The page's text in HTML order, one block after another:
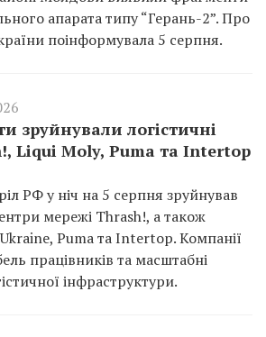
апарата типу “Герань-2”. Про
поінформувала 5 серпня.
зруйнували логістичні
Liqui Moly, Puma та Intertop
РФ у ніч на 5 серпня зруйнував
мережі Thrash!, а також
Puma та Intertop. Компанії
працівників та масштабні
інфраструктури.